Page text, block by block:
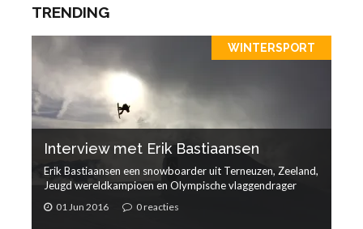
TRENDING
WINTERSPORT
Interview met Erik Bastiaansen
Erik Bastiaansen een snowboarder uit Terneuzen, Zeeland,
Jeugd wereldkampioen en Olympische vlaggendrager
01 Jun 2016 0 reacties